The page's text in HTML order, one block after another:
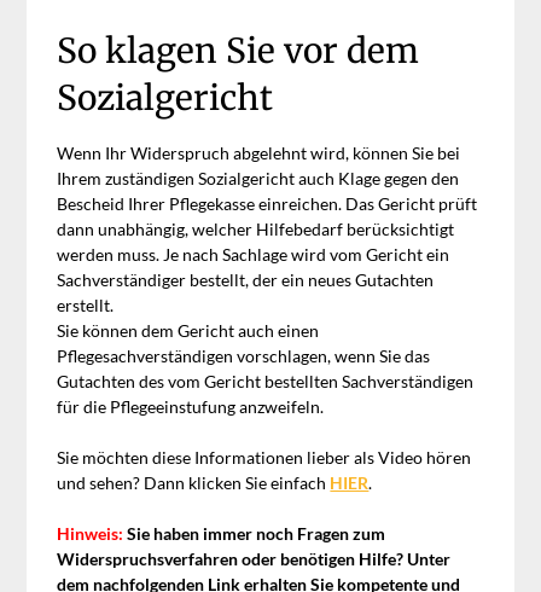
So klagen Sie vor dem
Sozialgericht
Wenn Ihr Widerspruch abgelehnt wird, können Sie bei
Ihrem zuständigen Sozialgericht auch Klage gegen den
Bescheid Ihrer Pflegekasse einreichen. Das Gericht prüft
dann unabhängig, welcher Hilfebedarf berücksichtigt
werden muss. Je nach Sachlage wird vom Gericht ein
Sachverständiger bestellt, der ein neues Gutachten
erstellt.
Sie können dem Gericht auch einen
Pflegesachverständigen vorschlagen, wenn Sie das
Gutachten des vom Gericht bestellten Sachverständigen
für die Pflegeeinstufung anzweifeln.
Sie möchten diese Informationen lieber als Video hören
und sehen? Dann klicken Sie einfach HIER.
Hinweis: Sie haben immer noch Fragen zum
Widerspruchsverfahren oder benötigen Hilfe? Unter
dem nachfolgenden Link erhalten Sie kompetente und